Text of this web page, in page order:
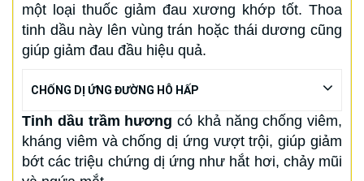
một loại thuốc giảm đau xương khớp tốt. Thoa
tinh dầu này lên vùng trán hoặc thái dương cũng
giúp giảm đau đầu hiệu quả.
CHỐNG DỊ ỨNG ĐƯỜNG HÔ HẤP
Tinh dầu trầm hương có khả năng chống viêm,
kháng viêm và chống dị ứng vượt trội, giúp giảm
bớt các triệu chứng dị ứng như hắt hơi, chảy mũi